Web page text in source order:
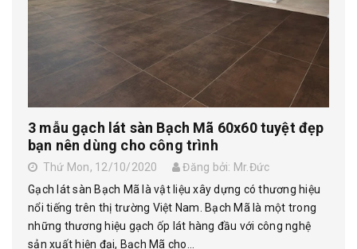
3 mẫu gạch lát sàn Bạch Mã 60x60 tuyệt đẹp
bạn nên dùng cho công trình
Thứ Mon, 12/10/2020
Đăng bởi: Mr.Đức
Gạch lát sàn Bạch Mã là vật liệu xây dựng có thương hiệu
nổi tiếng trên thị trường Việt Nam. Bạch Mã là một trong
những thương hiệu gạch ốp lát hàng đầu với công nghệ
sản xuất hiện đại, Bạch Mã cho...